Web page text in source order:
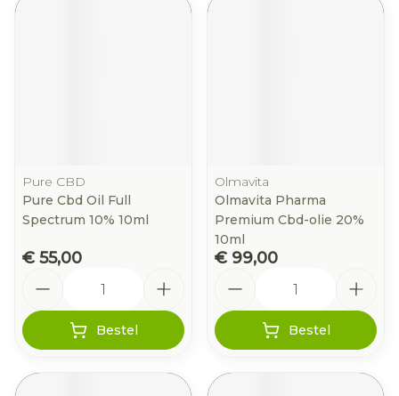
Pure CBD
Pure Cbd Oil Full
Spectrum 10% 10ml
€ 55,00
Bestel
Olmavita
Olmavita Pharma
Premium Cbd-olie 20%
10ml
€ 99,00
Bestel